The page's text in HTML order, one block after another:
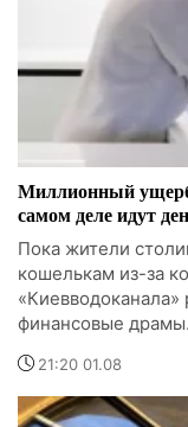
Миллионный
самом деле идут
Пока жители
кошелькам из-за
финансовые драмы.
21:20 01.08